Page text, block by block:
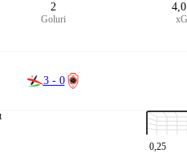
2
Goluri
3 - 0
0,25